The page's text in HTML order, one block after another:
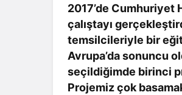
2017’de Cumhuriyet
çalıştayı
temsilcileriyle bir
Avrupa’da sonuncu
seçildiğimde birinci
Projemiz çok